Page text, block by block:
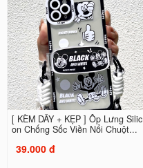
[ KÈM DÂY + KẸP ] Ốp Lưng Silic
on Chống Sốc Viền Nổi Chuột...
39.000 đ